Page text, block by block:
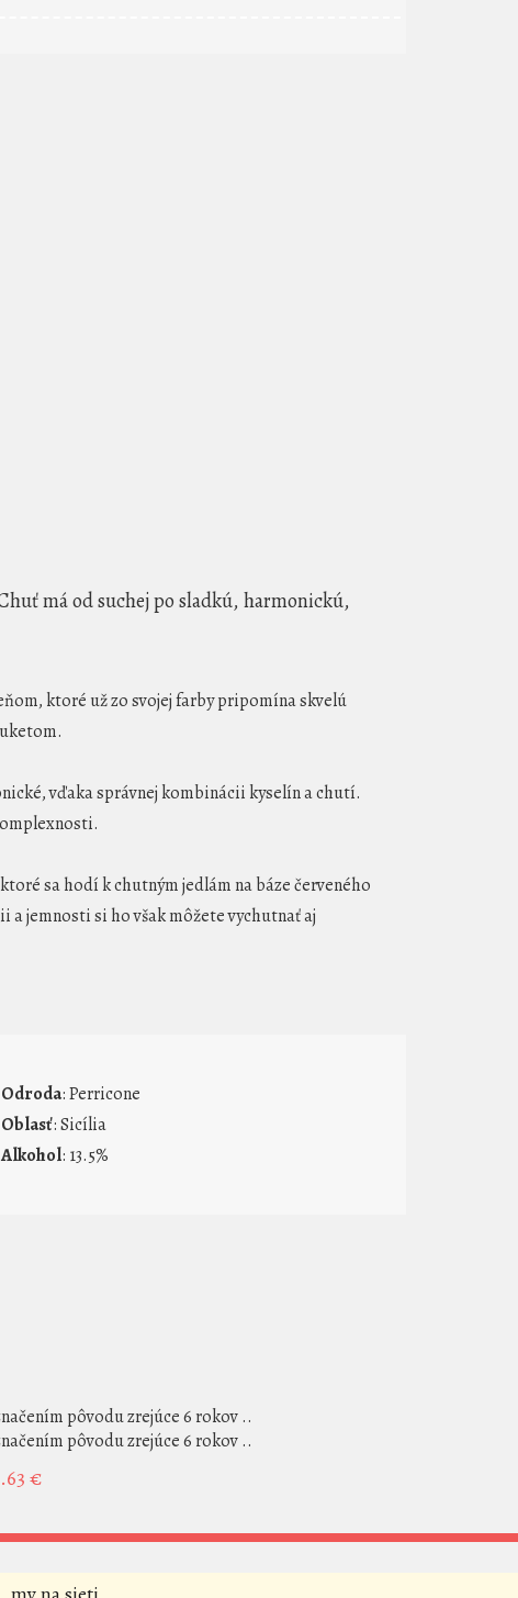
má od suchej po sladkú, harmonickú,
ktoré už zo svojej farby pripomína skvelú
vďaka správnej kombinácii kyselín a chutí.
sa hodí k chutným jedlám na báze červeného
a jemnosti si ho však môžete vychutnať aj
Odroda: Perricone
Oblasť: Sicília
Alkohol: 13.5%
pôvodu zrejúce 6 rokov ..
pôvodu zrejúce 6 rokov ..
€